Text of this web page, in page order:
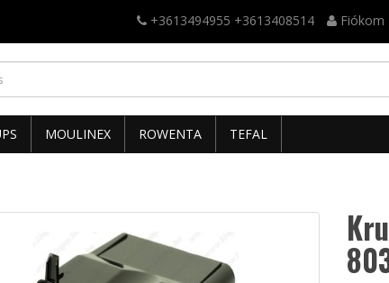
+3613494955 +3613408514 Fiókom
MOULINEX ROWENTA TEFAL